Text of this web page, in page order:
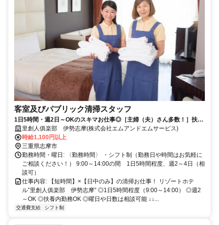
客室及びパブリック清掃スタッフ
1日5時間・週2日～OKのスキマお仕事◎［主婦（夫）さん多数！］扶養
内OK／曜日・日数相談OK
里創人俱楽部 伊勢志摩(株式会社エムアンドエムサービス)
時給1,100円以上
三重県志摩市
勤務時間・曜日: 〈勤務時間〉 ・シフト制（勤務日や時間はお気軽に
ご相談ください！） 9:00～14:00の間 1日5時間程度、週2～4日（相
談可）
仕事内容: 【短時間】×【日中のみ】の清掃お仕事！ リゾートホテ
ル”里創人俱楽部 伊勢志摩” ◎1日5時間程度（9:00～14:00） ◎週2
～OK ◎扶養内勤務OK ◎曜日や日数は相談可能 ↓↓...
交通費支給 シフト制